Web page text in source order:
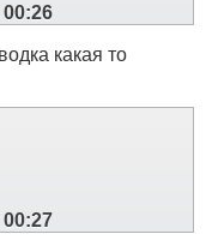
00:26
какая то
00:27